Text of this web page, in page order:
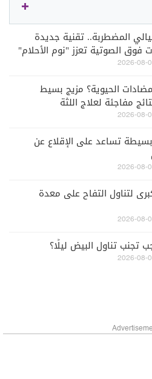
المضطربة.. تقنية جديدة
فوق الصوتية تعزز "نوم الأحلام"
الحيوية؟ مزيج بسيط
مفاجئة لعلاج اللثة
تساعد على الإقلاع عن
لتناول التفاح على معدة
تجنب تناول البيض ليلًا؟